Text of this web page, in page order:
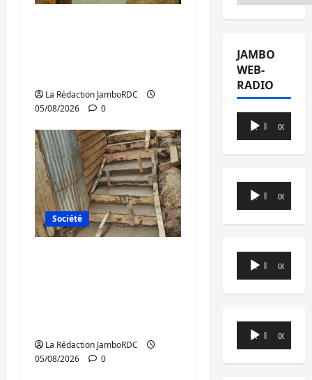
La Rédaction JamboRDC
05/08/2026
0
Société
La Rédaction JamboRDC
05/08/2026
0
JAMBO
WEB-
RADIO
Lecteur
audio
00:00 00:00
Lecteur
audio
00:00 00:00
Lecteur
audio
00:00 00:00
Lecteur
audio
00:00 00:00